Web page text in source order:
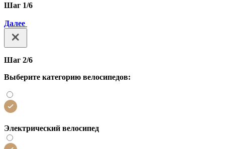
Шаг 1/6
Далее
Шаг 2/6
Выберите категорию велосипедов:
Электрический велосипед